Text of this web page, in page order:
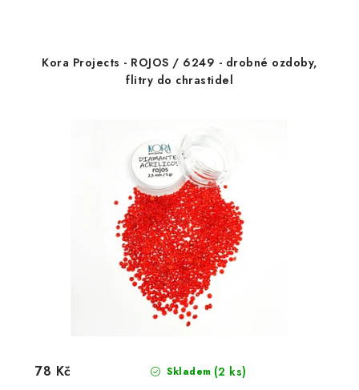
Kora Projects - ROJOS / 6249 - drobné ozdoby,
flitry do chrastidel
Skladem (2 ks)
78 Kč